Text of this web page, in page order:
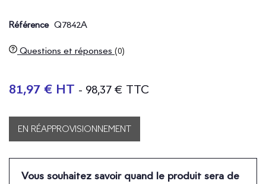
Référence Q7842A
Questions et réponses (0)
81,97 € HT - 98,37 € TTC
EN RÉAPPROVISIONNEMENT
Vous souhaitez savoir quand le produit sera de